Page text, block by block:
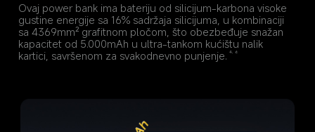
Ovaj power bank ima bateriju od silicijum-karbona visoke
gustine energije sa 16% sadržaja silicijuma, u kombinaciji
sa 4369mm² grafitnom pločom, što obezbeđuje snažan
kapacitet od 5.000mAh u ultra-tankom kućištu nalik
kartici, savršenom za svakodnevno punjenje. 4, 6